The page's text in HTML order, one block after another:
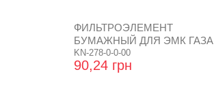
ФИЛЬТРОЭЛЕМЕНТ
БУМАЖНЫЙ ДЛЯ ЭМК ГАЗА
BRC, С...
KN-278-0-0-00
90,24 грн